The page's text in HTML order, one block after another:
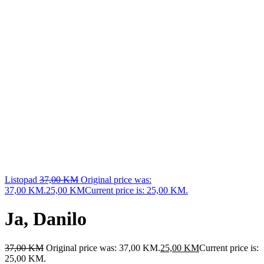
Listopad 37,00KM Original price was:
37,00 KM.25,00 KMCurrent price is: 25,00 KM.
Ja, Danilo
37,00KM Original price was: 37,00 KM.25,00 KMCurrent price is:
25,00 KM.